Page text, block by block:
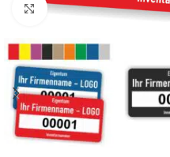
Klicken zum Vergrößern